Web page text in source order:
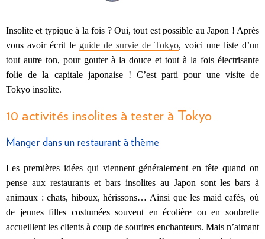
Insolite et typique à la fois ? Oui, tout est possible au Japon ! Après
vous avoir écrit le guide de survie de Tokyo, voici une liste d’un
tout autre ton, pour gouter à la douce et tout à la fois électrisante
folie de la capitale japonaise ! C’est parti pour une visite de
Tokyo insolite.
10 activités insolites à tester à Tokyo
Manger dans un restaurant à thème
Les premières idées qui viennent généralement en tête quand on
pense aux restaurants et bars insolites au Japon sont les bars à
animaux : chats, hiboux, hérissons… Ainsi que les maid cafés, où
de jeunes filles costumées souvent en écolière ou en soubrette
accueillent les clients à coup de sourires enchanteurs. Mais n’aimant